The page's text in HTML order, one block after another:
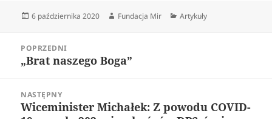
Data
6 października 2020 Autor
Fundacja Mir Kategorie
Artykuły
wpisuPOPRZEDNI
Poprzedni
„Brat naszego Boga”
NASTĘPNY
Następny
Wiceminister Michałek: Z powodu COVID-